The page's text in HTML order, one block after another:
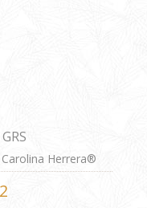
Herrera®